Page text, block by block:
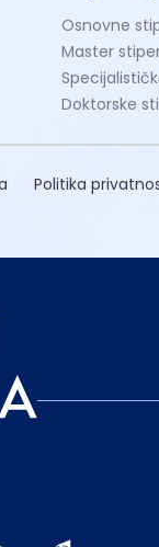
Osnovne
Master
Doktorske
Politika